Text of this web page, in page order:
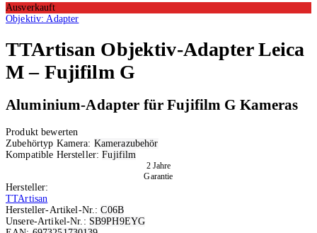
Ausverkauft
Objektiv: Adapter
TTArtisan Objektiv-Adapter Leica
M – Fujifilm G
Aluminium-Adapter für Fujifilm G Kameras
Produkt bewerten
Zubehörtyp Kamera: Kamerazubehör
Kompatible Hersteller:Fujifilm
2 Jahre
Garantie
Hersteller:
TTArtisan
Hersteller-Artikel-Nr.:C06B
Unsere-Artikel-Nr.: SB9PH9EYG